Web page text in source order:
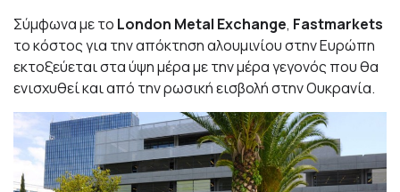
Σύμφωνα με το London Metal Exchange, Fastmarkets
το κόστος για την απόκτηση αλουμινίου στην Ευρώπη
εκτοξεύεται στα ύψη μέρα με την μέρα γεγονός που θα
ενισχυθεί και από την ρωσική εισβολή στην Ουκρανία.